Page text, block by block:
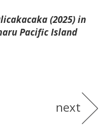
(2025) in
Pacific Island
next